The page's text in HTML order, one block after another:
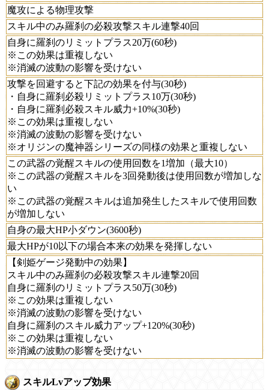
魔攻による物理攻撃
スキル中のみ羅刹の必殺攻撃スキル連撃40回
自身に羅刹のリミットプラス20万(60秒)
※この効果は重複しない
※消滅の波動の影響を受けない
攻撃を回避すると下記の効果を付与(30秒)
・自身に羅刹必殺リミットプラス10万(30秒)
・自身に羅刹必殺スキル威力+10%(30秒)
※この効果は重複しない
※消滅の波動の影響を受けない
※オリジンの魔神器シリーズの同様の効果と重複しない
この武器の覚醒スキルの使用回数を1増加（最大10）
※この武器の覚醒スキルを3回発動後は使用回数が増加しな
い
※この武器の覚醒スキルは追加発生したスキルで使用回数
が増加しない
自身の最大HP小ダウン(3600秒)
最大HPが10以下の場合本来の効果を発揮しない
【剣姫ゲージ発動中の効果】
スキル中のみ羅刹の必殺攻撃スキル連撃20回
自身に羅刹のリミットプラス50万(30秒)
※この効果は重複しない
※消滅の波動の影響を受けない
自身に羅刹のスキル威力アップ+120%(30秒)
※この効果は重複しない
※消滅の波動の影響を受けない
スキルLvアップ効果